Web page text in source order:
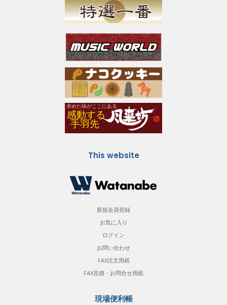
This website
新規会員登録
お気に入り
ログイン
お問い合わせ
FAX注文用紙
FAX見積・お問合せ用紙
現場便利帳